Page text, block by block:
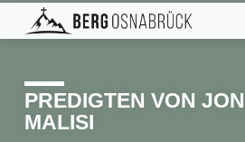
PREDIGTEN VON
MALISI